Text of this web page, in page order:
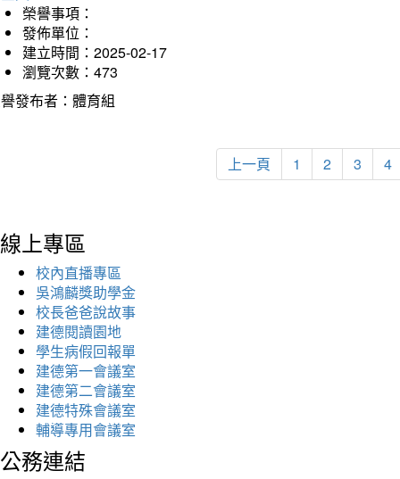
榮譽事項：
發佈單位：
建立時間：2025-02-17
瀏覽次數：473
發布者：體育組
上一頁 1 2 3 4
線上專區
校內直播專區
吳鴻麟獎助學金
校長爸爸說故事
建德閱讀園地
學生病假回報單
建德第一會議室
建德第二會議室
建德特殊會議室
輔導專用會議室
公務連結